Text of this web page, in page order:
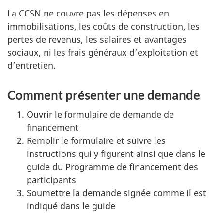
La CCSN ne couvre pas les dépenses en
immobilisations, les coûts de construction, les
pertes de revenus, les salaires et avantages
sociaux, ni les frais généraux d’exploitation et
d’entretien.
Comment présenter une demande
Ouvrir le formulaire de demande de
financement
Remplir le formulaire et suivre les
instructions qui y figurent ainsi que dans le
guide du Programme de financement des
participants
Soumettre la demande signée comme il est
indiqué dans le guide